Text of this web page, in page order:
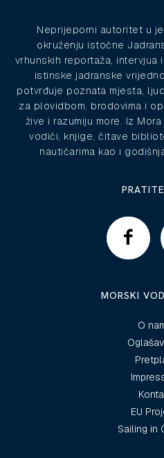
Neprijeporni autoritet u
okruženju istočne
vrhunskih reportaža,
istinske jadranske
potvrđuje poznata mjesta,
za plovidbom, brodovima i
žive i razumiju more. Iz
vodiči, knjige, čitave
nautičarima kao i
MORSKI
O
EU
Sailing in